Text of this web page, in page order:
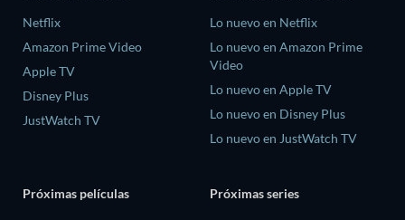
Netflix
Amazon Prime Video
Apple TV
Disney Plus
JustWatch TV
Lo nuevo en Netflix
Lo nuevo en Amazon Prime
Video
Lo nuevo en Apple TV
Lo nuevo en Disney Plus
Lo nuevo en JustWatch TV
Próximas películas
Próximas series